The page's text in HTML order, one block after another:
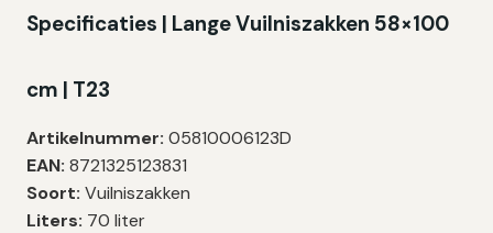
Specificaties | Lange Vuilniszakken 58×100
cm | T23
Artikelnummer: 05810006123D
EAN: 8721325123831
Soort: Vuilniszakken
Liters: 70 liter